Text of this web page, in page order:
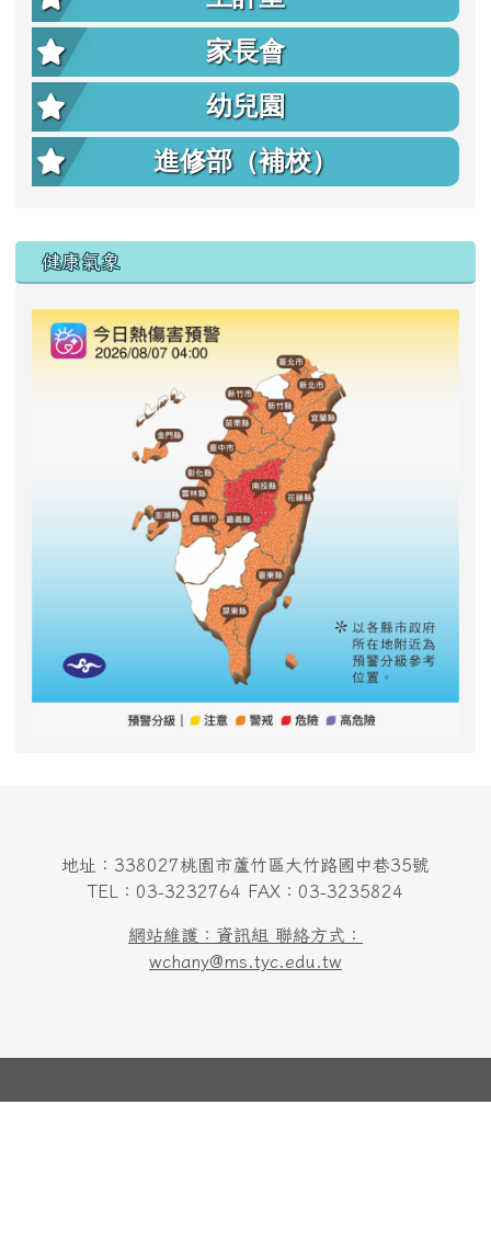
家長會
幼兒園
進修部（補校）
右邊區域內容
健康氣象
地址：338027桃園市蘆竹區大竹路國中巷35號
TEL：03-3232764 FAX：03-3235824
網站維護：資訊組 聯絡方式：
wchany@ms.tyc.edu.tw